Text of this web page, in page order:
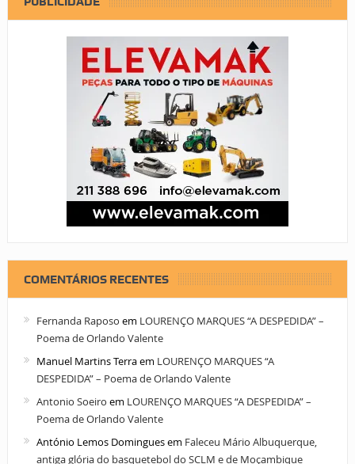
COMENTÁRIOS RECENTES
Fernanda Raposo em LOURENÇO MARQUES “A DESPEDIDA” –
Poema de Orlando Valente
Manuel Martins Terraem LOURENÇO MARQUES “A
DESPEDIDA” – Poema de Orlando Valente
Antonio Soeiro em LOURENÇO MARQUES “A DESPEDIDA” –
Poema de Orlando Valente
António Lemos Dominguesem Faleceu Mário Albuquerque,
antiga glória do basquetebol do SCLM e de Moçambique